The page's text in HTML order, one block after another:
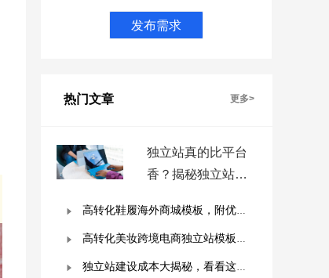
热门文章 更多>
独立站真的比平台
香？揭秘独立站被